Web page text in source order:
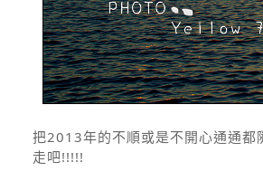
把2013年的不順或是不開心通通都
走吧!!!!!